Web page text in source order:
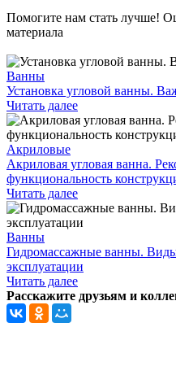
Помогите нам стать лучше!
материала
Ванны
Установка угловой ванны.
Читать далее
Акриловые
Акриловая угловая ванна.
функциональность
Читать далее
Ванны
Гидромассажные ванны.
эксплуатации
Читать далее
Расскажите друзьям и